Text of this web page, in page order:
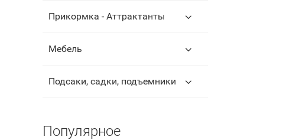
Прикормка - Аттрактанты
Мебель
Подсаки, садки, подъемники
Популярное